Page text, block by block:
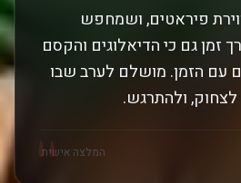
"
פיראטים, ושמחפש
זמן גם כי הדיאלוגים והקסם
עם הזמן. מושלם לערב שבו
ולהתרגש.
המלצה אישית